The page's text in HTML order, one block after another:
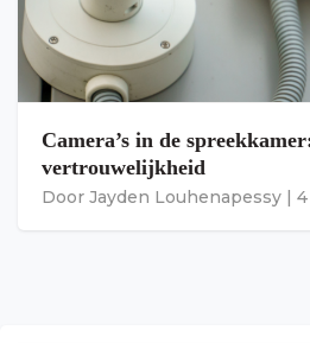
Camera’s in de
vertrouwelijkheid
Door Jayden Louhenapessy |